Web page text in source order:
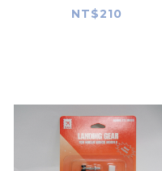
輪組
NT$210